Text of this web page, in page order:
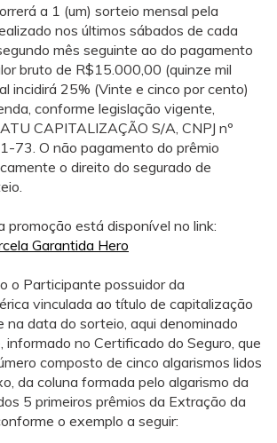
a 1 (um) sorteio mensal pela
nos últimos sábados de cada
mês seguinte ao do pagamento
bruto de R$15.000,00 (quinze mil
incidirá 25% (Vinte e cinco por cento)
conforme legislação vigente,
CAPITALIZAÇÃO S/A, CNPJ nº
73. O não pagamento do prêmio
o direito do segurado de
promoção está disponível no link:
Garantida Hero
o Participante possuidor da
vinculada ao título de capitalização
na data do sorteio, aqui denominado
informado no Certificado do Seguro, que
composto de cinco algarismos lidos
da coluna formada pelo algarismo da
5 primeiros prêmios da Extração da
o exemplo a seguir: